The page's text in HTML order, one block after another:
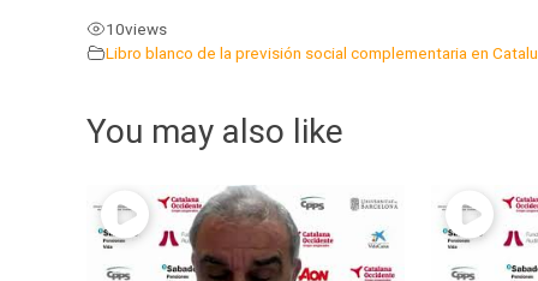
10views
Libro blanco de la previsión social complementaria en
You may also like